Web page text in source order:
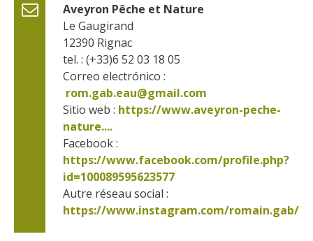
Aveyron Pêche et Nature
Le Gaugirand
12390 Rignac
tel. : (+33)6 52 03 18 05
Correo electrónico :
rom.gab.eau@gmail.com
Sitio web : https://www.aveyron-peche-
nature....
https://www.facebook.com/profile.php?
id=100089595623577